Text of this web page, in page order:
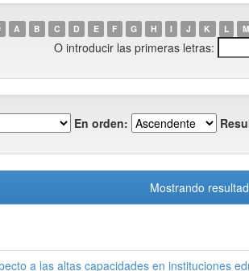
A B C D E F G H I J K L M
O introducir las primeras letras:
En orden:
Mostrando
a las altas capacidades en instituciones